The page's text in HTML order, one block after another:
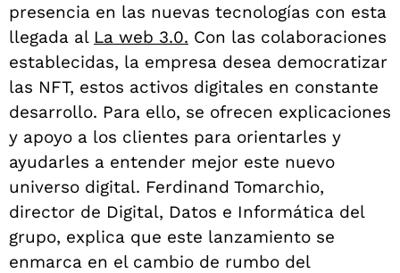
presencia en las nuevas tecnologías con esta
llegada al La web 3.0. Con las colaboraciones
establecidas, la empresa desea democratizar
las NFT, estos activos digitales en constante
desarrollo. Para ello, se ofrecen explicaciones
y apoyo a los clientes para orientarles y
ayudarles a entender mejor este nuevo
universo digital. Ferdinand Tomarchio,
director de Digital, Datos e Informática del
grupo, explica que este lanzamiento se
enmarca en el cambio de rumbo del